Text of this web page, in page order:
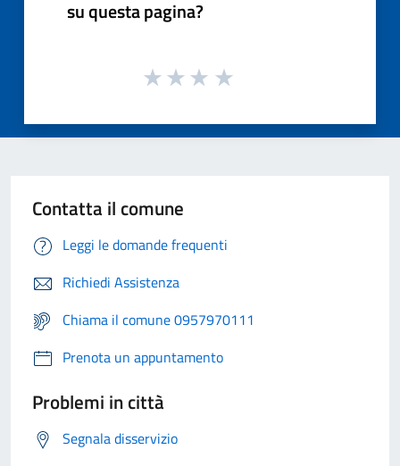
su questa pagina?
Contatta il comune
Leggi le domande frequenti
Richiedi Assistenza
Chiama il comune 0957970111
Prenota un appuntamento
Problemi in città
Segnala disservizio